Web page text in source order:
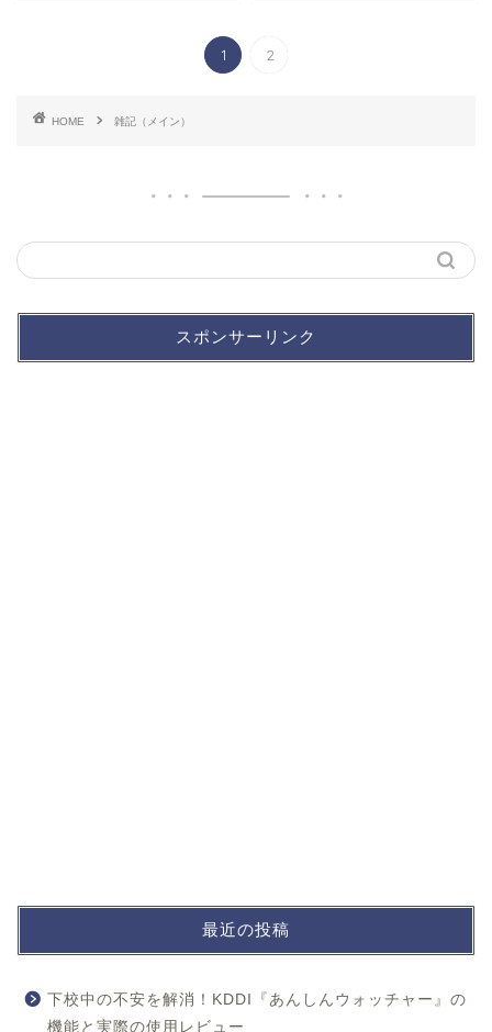
1 2
HOME 雑記（メイン）
スポンサーリンク
最近の投稿
下校中の不安を解消！KDDI『あんしんウォッチャー』の
機能と実際の使用レビュー